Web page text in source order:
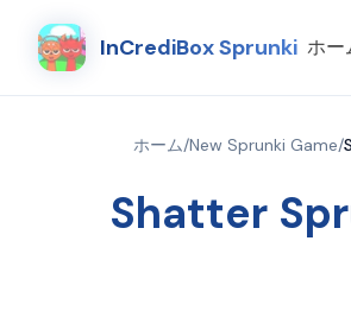
InCrediBox Sprunki ホー
ホーム/New Sprunki Game/
Shatter